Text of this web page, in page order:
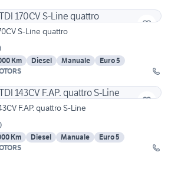
S-Line quattro
)
Km Diesel Manuale
Euro 5
F.AP. quattro S-Line
)
Km Diesel Manuale
Euro 5